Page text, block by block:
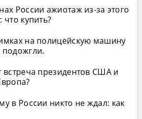
России ажиотаж из-за этого
что купить?
на полицейскую машину
встреча президентов США и
в России никто не ждал: как